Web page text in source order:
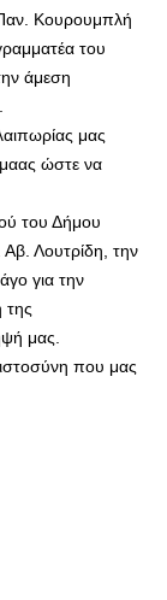
Κουρουμπλή
του
άμεση
μας
ώστε να
του Δήμου
Αβ. Λουτρίδη, την
για την
της
μας.
που μας